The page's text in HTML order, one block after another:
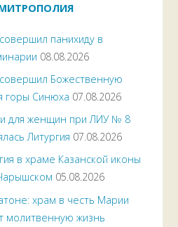
панихиду в
08.08.2026
Божественную
горы Синюха 07.08.2026
для женщин при ЛИУ № 8
Литургия 07.08.2026
в храме Казанской иконы
05.08.2026
храм в честь Марии
молитвенную жизнь